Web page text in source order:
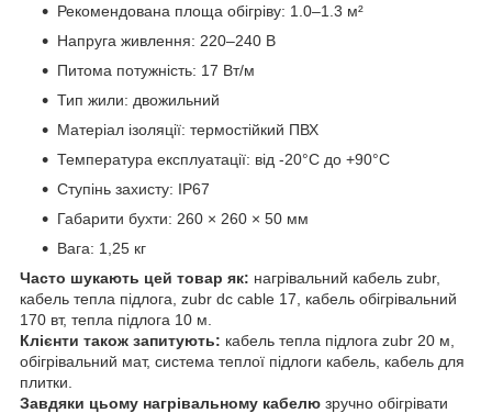
Рекомендована площа обігріву: 1.0–1.3 м²
Напруга живлення: 220–240 В
Питома потужність: 17 Вт/м
Тип жили: двожильний
Матеріал ізоляції: термостійкий ПВХ
Температура експлуатації: від -20°C до +90°C
Ступінь захисту: IP67
Габарити бухти: 260 × 260 × 50 мм
Вага: 1,25 кг
Часто шукають цей товар як: нагрівальний кабель zubr,
кабель тепла підлога, zubr dc cable 17, кабель обігрівальний
170 вт, тепла підлога 10 м.
Клієнти також запитують: кабель тепла підлога zubr 20 м,
обігрівальний мат, система теплої підлоги кабель, кабель для
плитки.
Завдяки цьому нагрівальному кабелю зручно обігрівати